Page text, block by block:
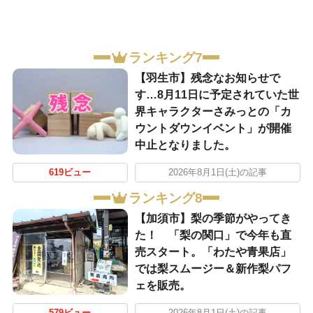
ランキング7
【羽生市】残念なお知らせで
す…8月11日に予定されていた世
界キャラクターさみっとの「カ
ウントダウンイベント」が開催
中止となりました。
619ビュー 2026年8月1日(土)の記事
ランキング8
【加須市】梨の季節がやってき
た！ 「梨の関口」で今年も直
売スタート。「わたや青果店」
では梨スムージー＆新作梨パフ
ェを販売。